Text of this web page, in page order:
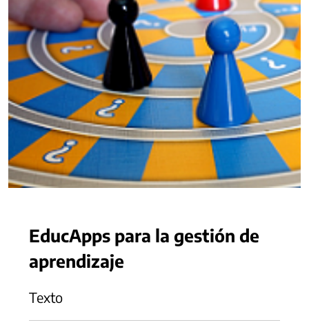
EducApps para la gestión de
aprendizaje
Texto